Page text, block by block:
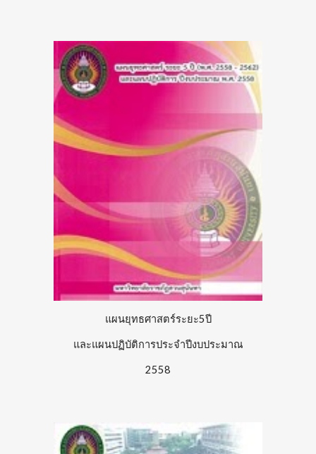
แผนยุทธศาสตร์ระยะ5ปี
และแผนปฏิบัติการประจำปีงบประมาณ
2558